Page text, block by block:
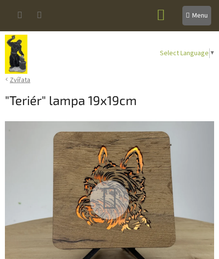
Select Language ▼
NÁKUPNÍ
KOŠÍK
Zvířata
"Teriér" lampa 19x19cm